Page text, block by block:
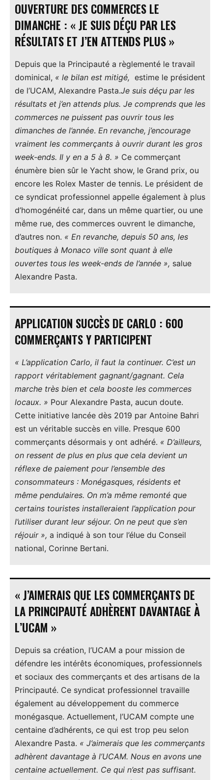
OUVERTURE DES COMMERCES LE
DIMANCHE : « JE SUIS DÉÇU PAR LES
RÉSULTATS ET J’EN ATTENDS PLUS »
Depuis que la Principauté a règlementé le travail
dominical, « le bilan est mitigé, estime le président
de l’UCAM, Alexandre Pasta.Je suis déçu par les
résultats et j’en attends plus. Je comprends que les
commerces ne puissent pas ouvrir tous les
dimanches de l’année. En revanche, j’encourage
vraiment les commerçants à ouvrir durant les gros
week-ends. Il y en a 5 à 8. » Ce commerçant
énumère bien sûr le Yacht show, le Grand prix, ou
encore les Rolex Master de tennis. Le président de
ce syndicat professionnel appelle également à plus
d’homogénéité car, dans un même quartier, ou une
même rue, des commerces ouvrent le dimanche,
d’autres non. « En revanche, depuis 50 ans, les
boutiques à Monaco ville sont quant à elle
ouvertes tous les week-ends de l’année », salue
Alexandre Pasta.
APPLICATION SUCCÈS DE CARLO : 600
COMMERÇANTS Y PARTICIPENT
« L’application Carlo, il faut la continuer. C’est un
rapport véritablement gagnant/gagnant. Cela
marche très bien et cela booste les commerces
locaux. » Pour Alexandre Pasta, aucun doute.
Cette initiative lancée dès 2019 par Antoine Bahri
est un véritable succès en ville. Presque 600
commerçants désormais y ont adhéré. « D’ailleurs,
on ressent de plus en plus que cela devient un
réflexe de paiement pour l’ensemble des
consommateurs : Monégasques, résidents et
même pendulaires. On m’a même remonté que
certains touristes installeraient l’application pour
l’utiliser durant leur séjour. On ne peut que s’en
réjouir », a indiqué à son tour l’élue du Conseil
national, Corinne Bertani.
« J’AIMERAIS QUE LES COMMERÇANTS DE
LA PRINCIPAUTÉ ADHÈRENT DAVANTAGE À
L’UCAM »
Depuis sa création, l’UCAM a pour mission de
défendre les intérêts économiques, professionnels
et sociaux des commerçants et des artisans de la
Principauté. Ce syndicat professionnel travaille
également au développement du commerce
monégasque. Actuellement, l’UCAM compte une
centaine d’adhérents, ce qui est trop peu selon
Alexandre Pasta. « J’aimerais que les commerçants
adhèrent davantage à l’UCAM. Nous en avons une
centaine actuellement. Ce qui n’est pas suffisant.